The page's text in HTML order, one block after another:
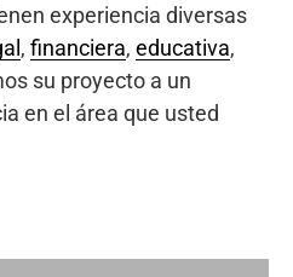
experiencia diversas
, financiera, educativa,
su proyecto a un
en el área que usted